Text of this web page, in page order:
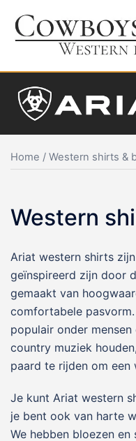
content
Home / Western shirts &
Western
Ariat western shirts
geïnspireerd zijn door
gemaakt van
comfortabele
populair onder
country muziek
paard te rijden om een
Je kunt Ariat western
je bent ook van harte
We hebben bloezen